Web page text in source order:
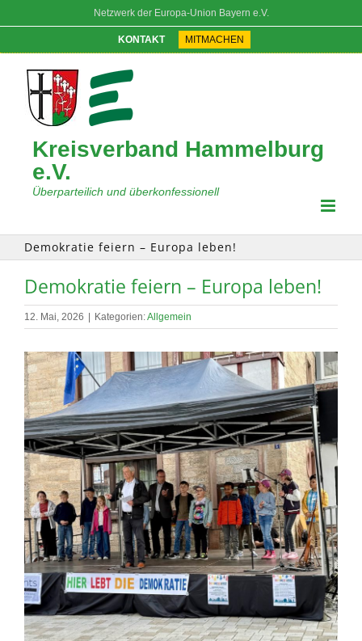
Netzwerk der Europa-Union Bayern e.V.
KONTAKT MITMACHEN
Kreisverband Hammelburg
e.V.
Überparteilich und überkonfessionell
Demokratie feiern – Europa leben!
Demokratie feiern – Europa leben!
12. Mai, 2026 Kategorien:Allgemein